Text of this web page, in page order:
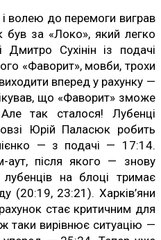
волею до перемоги виграв
був за «Локо», який легко
Сухінін із подачі
«Фаворит», мовби, трохи
виходити вперед у рахунку —
що «Фаворит» зможе
так сталося! Лубенці
Юрій Паласюк робить
— з подачі — 17:14.
аут, після якого — знову
на блоці тримає
(20:19, 23:21). Харків’яни
стає критичним для
таки вирівнює ситуацію —